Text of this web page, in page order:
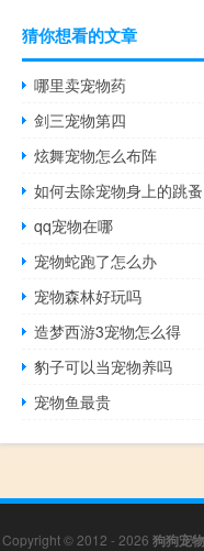
猜你想看的文章
哪里卖宠物药
剑三宠物第四
炫舞宠物怎么布阵
如何去除宠物身上的跳蚤
qq宠物在哪
宠物蛇跑了怎么办
宠物森林好玩吗
造梦西游3宠物怎么得
豹子可以当宠物养吗
宠物鱼最贵
Copyright © 2012 - 2026 狗狗宠